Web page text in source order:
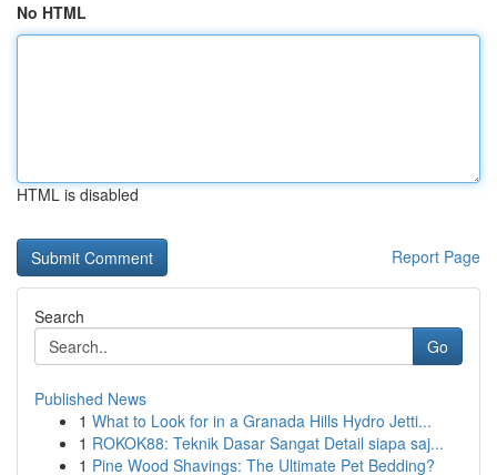
No HTML
HTML is disabled
Report Page
Search
Go
Published News
1 What to Look for in a Granada Hills Hydro Jetti...
1 ROKOK88: Teknik Dasar Sangat Detail siapa saj...
1 Pine Wood Shavings: The Ultimate Pet Bedding?